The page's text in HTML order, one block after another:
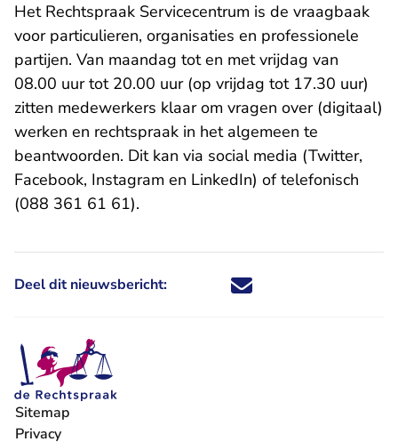
Het Rechtspraak Servicecentrum is de vraagbaak
voor particulieren, organisaties en professionele
partijen. Van maandag tot en met vrijdag van
08.00 uur tot 20.00 uur (op vrijdag tot 17.30 uur)
zitten medewerkers klaar om vragen over (digitaal)
werken en rechtspraak in het algemeen te
beantwoorden. Dit kan via social media (Twitter- U
,
Facebook- U verlaat Rechtspraak.nl
, Instagram - U verlaat Rechtspraak.nl
en LinkedIn- U verlaat
) of telefonisch
(088 361 61 61).
Deel dit nieuwsbericht: Deel dit nieuwsbericht via X -
Deel dit nieuwsbericht via
Deel dit nieuwsbericht
Deel dit
Sitemap
Privacy